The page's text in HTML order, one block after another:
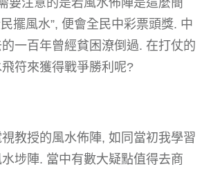
擺風水”, 便會全民中彩票頭獎. 中
一百年曾經貧困潦倒過. 在打仗的
符來獲得戰爭勝利呢?
教授的風水佈陣, 如同當初我學習
埗陣. 當中有數大疑點值得去商